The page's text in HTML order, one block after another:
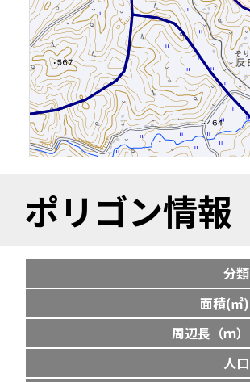
ポリゴン情報
分類
面積(㎡)
周辺長（ｍ）
人口